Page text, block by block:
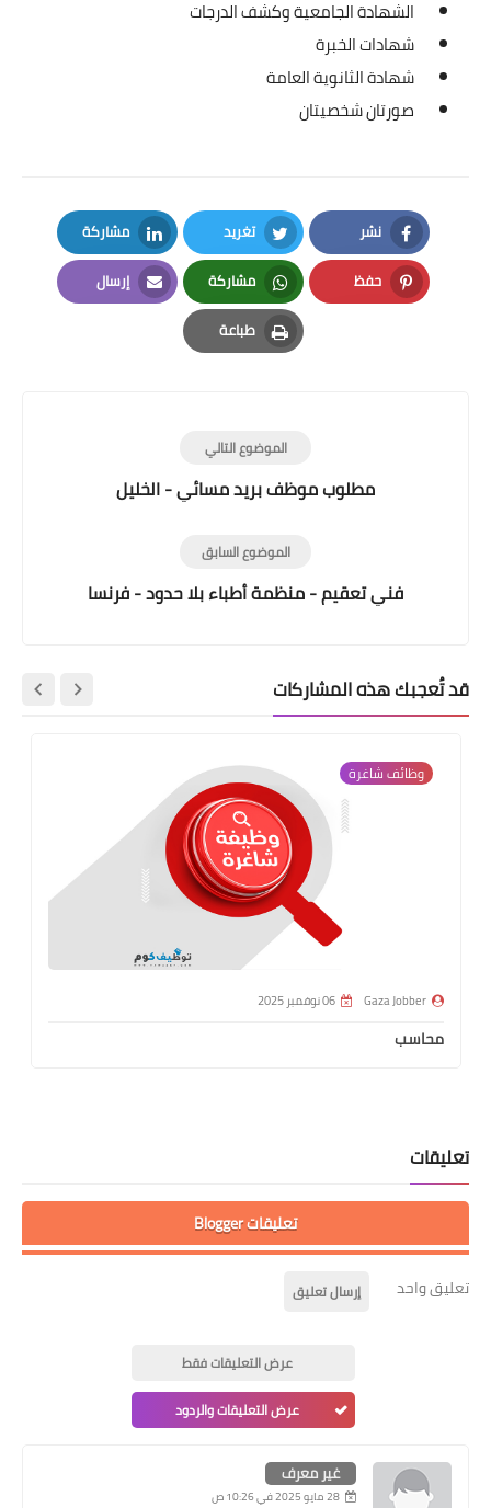
الشهادة الجامعية وكشف الدرجات
شهادات الخبرة
شهادة الثانوية العامة
صورتان شخصيتان
نشر
Facebook
تغريد
Twitter
مشاركة
LinkedIn
حفظ
Pinterest
مشاركة
Whatsapp
إرسال
Email
طباعة
Print
الموضوع التالي
مطلوب موظف بريد مسائي - الخليل
الموضوع السابق
فني تعقيم - منظمة أطباء بلا حدود - فرنسا
قد تُعجبك هذه المشاركات
وظائف شاغرة
Gaza Jobber 06 نوفمبر 2025
محاسب
تعليقات
تعليقات Blogger
تعليق واحد إرسال تعليق
عرض التعليقات فقط
عرض التعليقات والردود
غير معرف
28 مايو 2025 في 10:26 ص